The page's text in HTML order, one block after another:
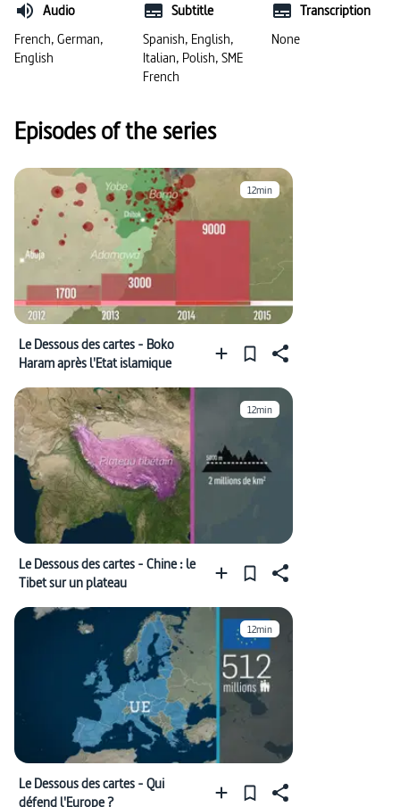
#carte (géographie) #Jeux olympiques
Audio
French, German,
English
Subtitle
Spanish, English,
Italian, Polish, SME
French
Transcription
None
Episodes of the series
12min
Le Dessous des cartes - Boko
Haram après l'Etat islamique
12min
Le Dessous des cartes - Chine : le
Tibet sur un plateau
12min
Le Dessous des cartes - Qui
défend l'Europe ?